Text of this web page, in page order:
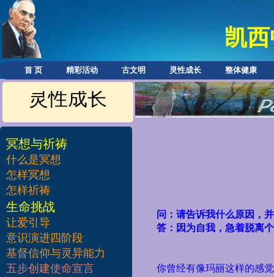
凯
首 页 精彩活动 古文明 灵性成长 整体健康
灵性成长
冥想与祈祷
什么是冥想
怎样冥想
怎样祈祷
​生命挑战
让爱引导
意识演进四阶段
基督信仰与灵异能力
五步创建使命宣言
问：请告诉我什么原因，
答：因为自我，急着脱离
你曾经有像玛丽这样的感